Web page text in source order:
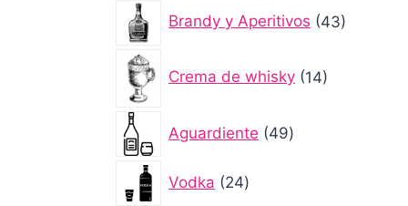
Brandy y Aperitivos
43
43
Crema de whisky 14productos
Aguardiente 49
productos
Vodka
24
productos